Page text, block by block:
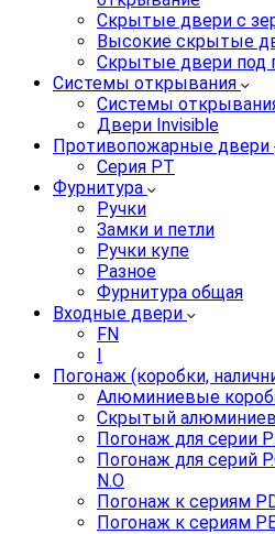
Скрытые двери с
Высокие скрытые
Скрытые двери под
Системы открывания
Системы
Двери Invisible
Противопожарные двери
Серия PT
Фурнитура
Ручки
Замки и петли
Ручки купе
Разное
Фурнитура общая
Входные двери
FN
I
Погонаж (коробки,
Алюминиевые
Скрытый
Погонаж для серии
Погонаж для серий
N.O
Погонаж к сериям
Погонаж к сериям